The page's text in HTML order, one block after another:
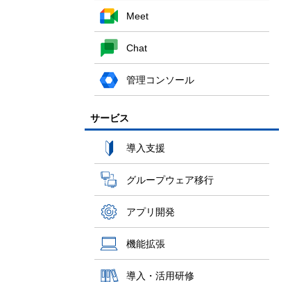
Meet
Chat
管理コンソール
サービス
導入支援
グループウェア移行
アプリ開発
機能拡張
導入・活用研修